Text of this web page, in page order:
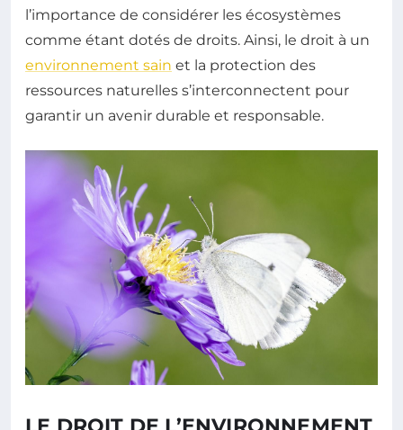
l’importance de considérer les écosystèmes
comme étant dotés de droits. Ainsi, le droit à un
environnement sain et la protection des
ressources naturelles s’interconnectent pour
garantir un avenir durable et responsable.